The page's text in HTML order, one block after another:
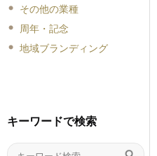
その他の業種
周年・記念
地域ブランディング
キーワードで検索